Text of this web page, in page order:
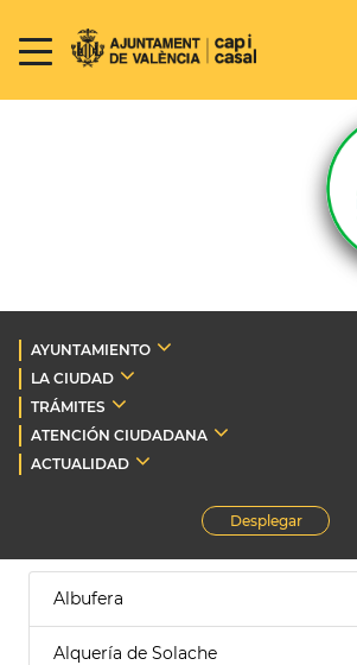
AYUNTAMIENTO
LA CIUDAD
TRÁMITES
ATENCIÓN CIUDADANA
ACTUALIDAD
Desplegar
Albufera
Alquería de Solache